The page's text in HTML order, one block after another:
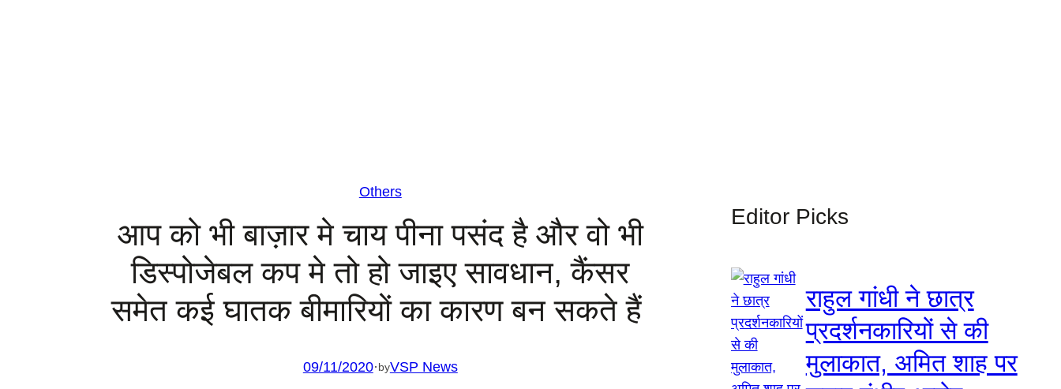
Others
आप को भी बाज़ार मे चाय पीना पसंद है और वो भी
डिस्पोजेबल कप मे तो हो जाइए सावधान, कैंसर
समेत कई घातक बीमारियों का कारण बन सकते हैं
09/11/2020·byVSP News
Editor Picks
राहुल गांधी ने छात्र
प्रदर्शनकारियों से की
मुलाकात, अमित शाह पर